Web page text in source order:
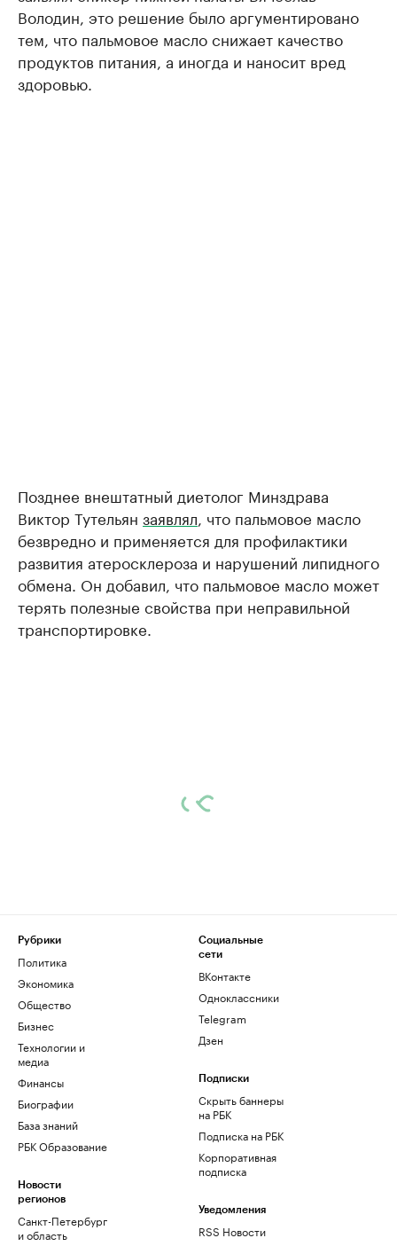
Володин, это решение было аргументировано
тем, что пальмовое масло снижает качество
продуктов питания, а иногда и наносит вред
здоровью.
Позднее внештатный диетолог Минздрава
Виктор Тутельян заявлял, что пальмовое масло
безвредно и применяется для профилактики
развития атеросклероза и нарушений липидного
обмена. Он добавил, что пальмовое масло может
терять полезные свойства при неправильной
транспортировке.
Рубрики
Политика
Экономика
Общество
Бизнес
Технологии и
медиа
Финансы
Биографии
База знаний
РБК Образование
Новости
регионов
Санкт-Петербург
и область
Социальные
сети
ВКонтакте
Одноклассники
Telegram
Дзен
Подписки
Скрыть баннеры
на РБК
Подписка на РБК
Корпоративная
подписка
Уведомления
RSS Новости